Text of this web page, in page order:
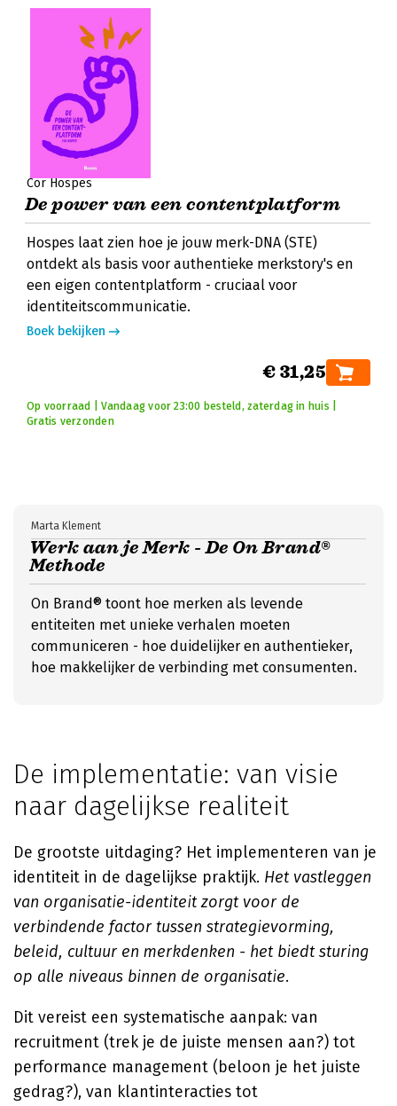
Cor Hospes
De power van een contentplatform
Hospes laat zien hoe je jouw merk-DNA (STE)
ontdekt als basis voor authentieke merkstory's en
een eigen contentplatform - cruciaal voor
identiteitscommunicatie.
Boek bekijken
€ 31,25
Op voorraad | Vandaag voor 23:00 besteld, zaterdag in huis |
Gratis verzonden
Werk aan je Merk - De On Brand®
Methode
Marta Klement
On Brand® toont hoe merken als levende
entiteiten met unieke verhalen moeten
communiceren - hoe duidelijker en authentieker,
hoe makkelijker de verbinding met consumenten.
De implementatie: van visie
naar dagelijkse realiteit
De grootste uitdaging? Het implementeren van je
identiteit in de dagelijkse praktijk. Het vastleggen
van organisatie-identiteit zorgt voor de
verbindende factor tussen strategievorming,
beleid, cultuur en merkdenken - het biedt sturing
op alle niveaus binnen de organisatie.
Dit vereist een systematische aanpak: van
recruitment (trek je de juiste mensen aan?) tot
performance management (beloon je het juiste
gedrag?), van klantinteracties tot